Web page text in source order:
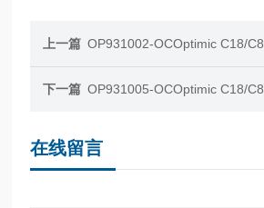
上一篇 OP931002-OCOptimic C18/C8
下一篇 OP931005-OCOptimic C18/C8
在线留言